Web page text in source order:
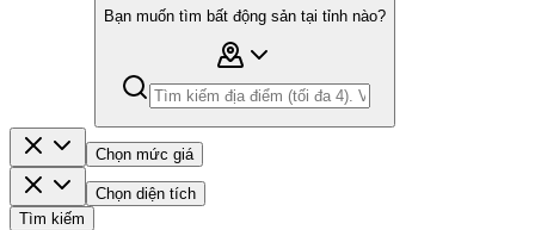
Bạn muốn tìm bất động sản tại tỉnh nào?
Chọn mức giá
Chọn diện tích
Tìm kiếm